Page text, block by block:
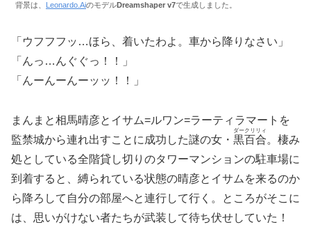
背景は、
Leonardo.AiのモデルDreamshaper v7で生成しました。
「ウフフフッ…ほら、着いたわよ。車から降りなさい」
「んっ…んぐぐっ！！」
「んーんーんーッッ！！」
まんまと相馬晴彦とイサム=ルワン=ラーティラマートを
監禁城から連れ出すことに成功した謎の女・ 黒百合
ダークリリィ
。棲み
処としている全階貸し切りのタワーマンションの駐車場に
到着すると、縛られている状態の晴彦とイサムを来るのか
ら降ろして自分の部屋へと連行して行く。ところがそこに
は、思いがけない者たちが武装して待ち伏せしていた！